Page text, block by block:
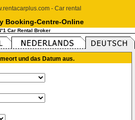
Booking-Centre-Online
Car Rental Broker
und das Datum aus.